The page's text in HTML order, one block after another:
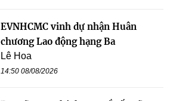
EVNHCMC vinh dự nhận Huân
chương Lao động hạng Ba
Lê Hoa
14:50 08/08/2026